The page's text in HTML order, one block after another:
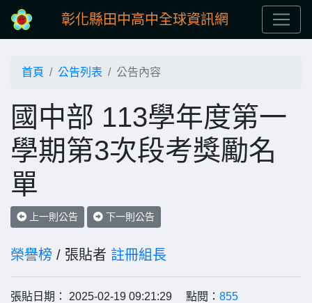
彰化縣田中高中全球資訊網
首頁 公告列表 公告內容
國中部 113學年度第一
學期第3次段考獎勵名
單
上一則公告 下一則公告
榮譽榜 / 張貼者 註冊組長
張貼日期： 2025-02-19 09:21:29 點閱： 855